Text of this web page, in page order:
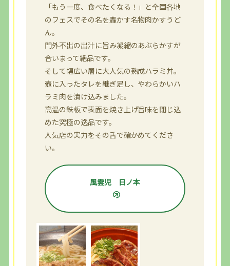
「もう一度、食べたくなる！」と全国各地
のフェスでその名を轟かす名物肉かすうど
ん。
門外不出の出汁に旨み凝縮のあぶらかすが
合いまって絶品です。
そして幅広い層に大人気の熟成ハラミ丼。
壺に入ったタレを継ぎ足し、やわらかいハ
ラミ肉を漬け込みました。
高温の鉄板で表面を焼き上げ旨味を閉じ込
めた究極の逸品です。
人気店の実力をその舌で確かめてくださ
い。
風雲児 日ノ本